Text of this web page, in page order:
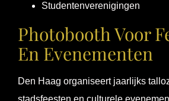
Studentenverenigingen
Photobooth Voor
En Evenementen
Den Haag organiseert jaarlijks